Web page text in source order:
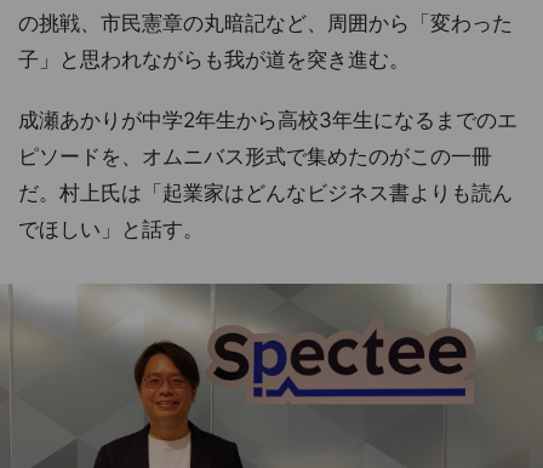
の挑戦、市民憲章の丸暗記など、周囲から「変わった
子」と思われながらも我が道を突き進む。
成瀬あかりが中学2年生から高校3年生になるまでのエ
ピソードを、オムニバス形式で集めたのがこの一冊
だ。村上氏は「起業家はどんなビジネス書よりも読ん
でほしい」と話す。